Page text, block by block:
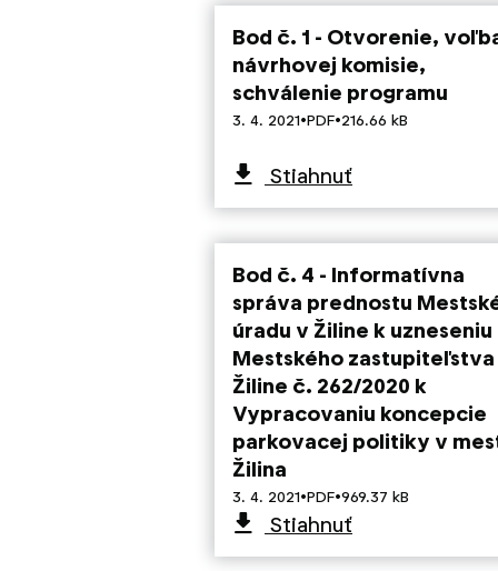
Bod č. 1 - Otvorenie,
návrhovej komisie,
schválenie programu
3. 4. 2021·PDF·216.66 kB
Stiahnuť
Bod č. 4 - Informatívna
správa prednostu
úradu v Žiline k uzneseniu
Mestského zastupiteľstva
Žiline č. 262/2020 k
Vypracovaniu koncepcie
parkovacej politiky v
Žilina
3. 4. 2021·PDF·969.37 kB
Stiahnuť